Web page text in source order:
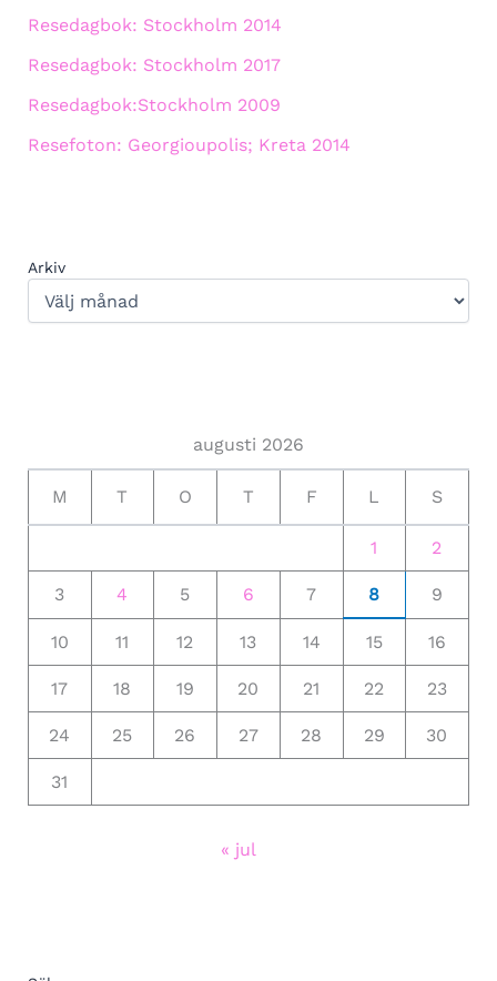
Resedagbok: Stockholm 2014
Resedagbok: Stockholm 2017
Resedagbok:Stockholm 2009
Resefoton: Georgioupolis; Kreta 2014
Arkiv
augusti 2026
M T O T F L S
1 2
3 4 5 6 7 8 9
10 11 12 13 14 15 16
17 18 19 20 21 22 23
24 25 26 27 28 29 30
31
« jul